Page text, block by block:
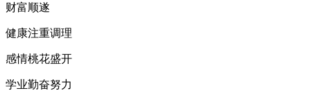
财富顺遂
健康注重调理
感情桃花盛开
学业勤奋努力